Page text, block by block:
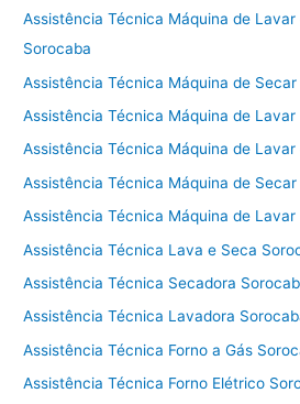
Assistência Técnica Máquina de Lavar
Sorocaba
Assistência Técnica Máquina de
Assistência Técnica Máquina de Lavar
Assistência Técnica Máquina de
Assistência Técnica Máquina de
Assistência Técnica Máquina de Lavar
Assistência Técnica Lava e Seca
Assistência Técnica Secadora
Assistência Técnica Lavadora
Assistência Técnica Forno a Gás
Assistência Técnica Forno Elétrico